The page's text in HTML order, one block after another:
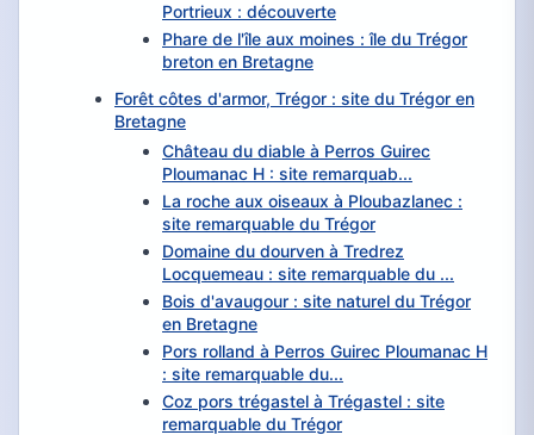
Portrieux : découverte
Phare de l'île aux moines : île du Trégor
breton en Bretagne
Forêt côtes d'armor, Trégor : site du Trégor en
Bretagne
Château du diable à Perros Guirec
Ploumanac H : site remarquab...
La roche aux oiseaux à Ploubazlanec :
site remarquable du Trégor
Domaine du dourven à Tredrez
Locquemeau : site remarquable du ...
Bois d'avaugour : site naturel du Trégor
en Bretagne
Pors rolland à Perros Guirec Ploumanac H
: site remarquable du...
Coz pors trégastel à Trégastel : site
remarquable du Trégor